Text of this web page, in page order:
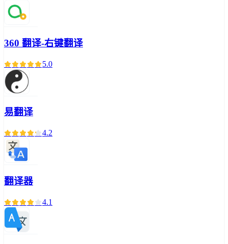
360 翻译-右键翻译
5.0
易翻译
4.2
翻译器
4.1